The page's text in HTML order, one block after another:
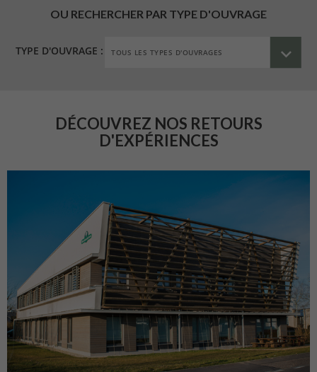
OU RECHERCHER PAR TYPE D'OUVRAGE
TYPE D'OUVRAGE :
DÉCOUVREZ NOS RETOURS
D'EXPÉRIENCES